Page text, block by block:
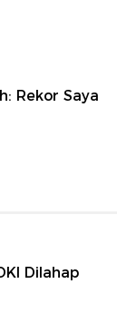
Rekor Saya
Dilahap